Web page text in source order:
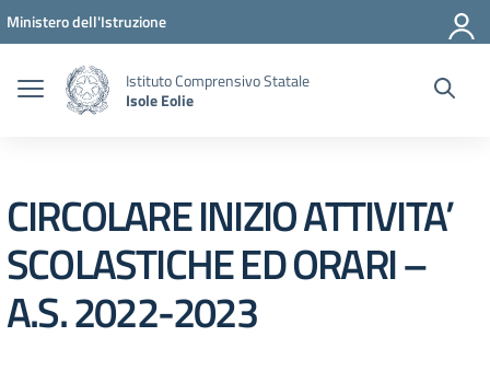
Vai ai contenuti
Vai al menu di navigazione
Vai al footer
Ministero dell'Istruzione
Istituto Comprensivo Statale
Isole Eolie
CIRCOLARE INIZIO ATTIVITA’
SCOLASTICHE ED ORARI –
A.S. 2022-2023